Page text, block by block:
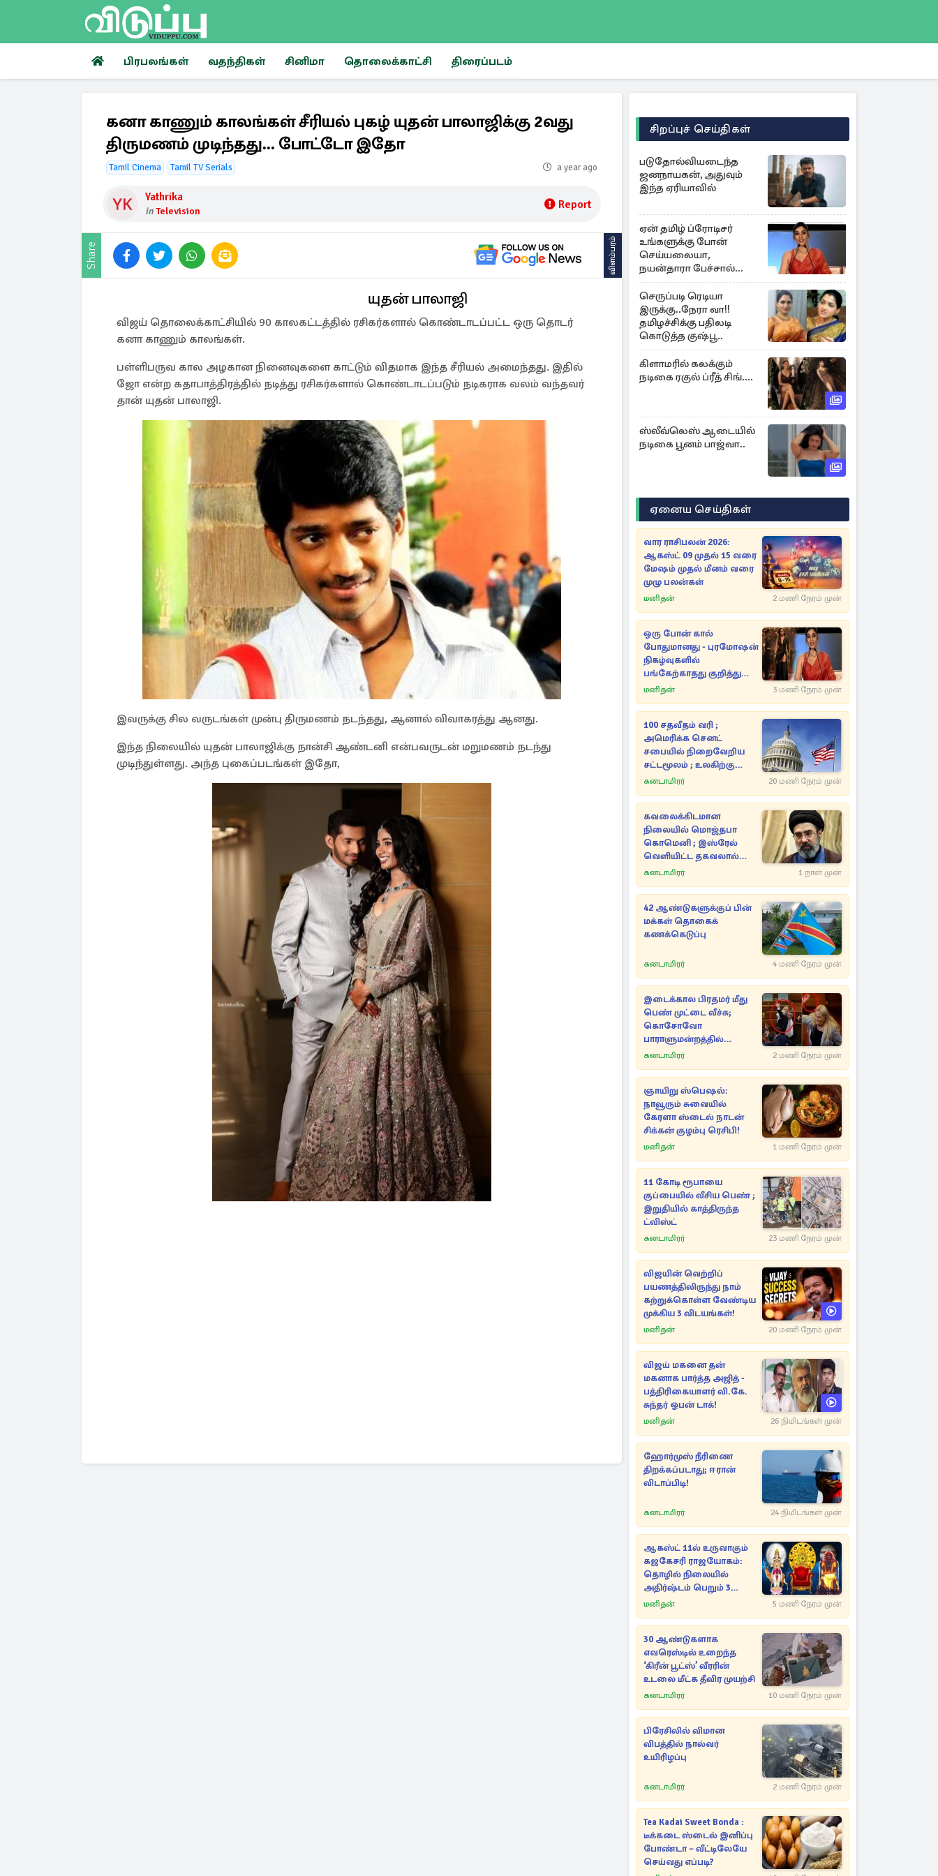
பிரபலங்கள் வதந்திகள் சினிமா தொலைக்காட்சி திரைப்படம்
கனா காணும் காலங்கள் சீரியல் புகழ் யுதன் பாலாஜிக்கு 2வது
திருமணம் முடிந்தது... போட்டோ இதோ
Tamil Cinema Tamil TV Serials a year ago
Yathrika
inTelevision Report
Share விளம்பரம்
யுதன் பாலாஜி
விஜய் தொலைக்காட்சியில் 90 காலகட்டத்தில் ரசிகர்களால் கொண்டாடப்பட்ட ஒரு தொடர்
கனா காணும் காலங்கள்.
பள்ளிபருவ கால அழகான நினைவுகளை காட்டும் விதமாக இந்த சீரியல் அமைந்தது. இதில்
ஜோ என்ற கதாபாத்திரத்தில் நடித்து ரசிகர்களால் கொண்டாடப்படும் நடிகராக வலம் வந்தவர்
தான் யுதன் பாலாஜி.
இவருக்கு சில வருடங்கள் முன்பு திருமணம் நடந்தது, ஆனால் விவாகரத்து ஆனது.
இந்த நிலையில் யுதன் பாலாஜிக்கு நான்சி ஆண்டனி என்பவருடன் மறுமணம் நடந்து
முடிந்துள்ளது. அந்த புகைப்படங்கள் இதோ,
சிறப்புச் செய்திகள்
படுதோல்வியடைந்த
ஜனநாயகன், அதுவும்
இந்த ஏரியாவில்
ஏன் தமிழ் ப்ரோடிசர்
உங்களுக்கு போன்
செய்யலையா,
நயன்தாரா பேச்சால்
சலசலப்பு
செருப்படி ரெடியா
இருக்கு..நேரா வா!!
தமிழச்சிக்கு பதிலடி
கொடுத்த குஷ்பூ..
கிளாமரில் கலக்கும்
நடிகை ரகுல் ப்ரீத் சிங்....
ஸ்லீவ்லெஸ் ஆடையில்
நடிகை பூனம் பாஜ்வா..
ஏனைய செய்திகள்
வார ராசிபலன் 2026:
ஆகஸ்ட் 09 முதல் 15 வரை
மேஷம் முதல் மீனம் வரை
முழு பலன்கள்
மனிதன் 2 மணி நேரம் முன்
ஒரு போன் கால்
போதுமானது - புரமோஷன்
நிகழ்வுகளில்
பங்கேற்காதது குறித்து
நயன்தாரா ஓபன் டாக்!
மனிதன் 3 மணி நேரம் முன்
100 சதவீதம் வரி ;
அமெரிக்க செனட்
சபையில் நிறைவேறிய
சட்டமூலம் ; உலகிற்கு
காத்திருக்கும் சிக்கல்
கனடாமிரர் 20 மணி நேரம் முன்
கவலைக்கிடமான
நிலையில் மொஜ்தபா
கொமெனி ; இஸ்ரேல்
வெளியிட்ட தகவலால்
பரபரப்பு
கனடாமிரர் 1 நாள் முன்
42 ஆண்டுகளுக்குப் பின்
மக்கள் தொகைக்
கணக்கெடுப்பு
கனடாமிரர் 4 மணி நேரம் முன்
இடைக்கால பிரதமர் மீது
பெண் முட்டை வீச்சு;
கொசோவோ
பாராளுமன்றத்தில்
சலசலப்பு
கனடாமிரர் 2 மணி நேரம் முன்
ஞாயிறு ஸ்பெஷல்:
நாவூரும் சுவையில்
கேரளா ஸ்டைல் நாடன்
சிக்கன் குழம்பு ரெசிபி!
மனிதன் 1 மணி நேரம் முன்
11 கோடி ரூபாயை
குப்பையில் வீசிய பெண் ;
இறுதியில் காத்திருந்த
ட்விஸ்ட்
கனடாமிரர் 23 மணி நேரம் முன்
விஜயின் வெற்றிப்
பயணத்திலிருந்து நாம்
கற்றுக்கொள்ள வேண்டிய
முக்கிய 3 விடயங்கள்!
மனிதன் 20 மணி நேரம் முன்
விஜய் மகனை தன்
மகனாக பார்த்த அஜித் -
பத்திரிகையாளர் வி.கே.
சுந்தர் ஓபன் டாக்!
மனிதன் 26 நிமிடங்கள் முன்
ஹோர்முஸ் நீரிணை
திறக்கப்படாது; ஈரான்
விடாப்பிடி!
கனடாமிரர் 24 நிமிடங்கள் முன்
ஆகஸ்ட் 11ல் உருவாகும்
கஜகேசரி ராஜயோகம்:
தொழில் நிலையில்
அதிர்ஷ்டம் பெறும் 3
ராசிகள்!
மனிதன் 5 மணி நேரம் முன்
30 ஆண்டுகளாக
எவரெஸ்டில் உறைந்த
‘கிரீன் பூட்ஸ்’ வீரரின்
உடலை மீட்க தீவிர முயற்சி
கனடாமிரர் 10 மணி நேரம் முன்
பிரேசிலில் விமான
விபத்தில் நால்வர்
உயிரிழப்பு
கனடாமிரர் 2 மணி நேரம் முன்
Tea Kadai Sweet Bonda :
டீக்கடை ஸ்டைல் இனிப்பு
போண்டா – வீட்டிலேயே
செய்வது எப்படி?